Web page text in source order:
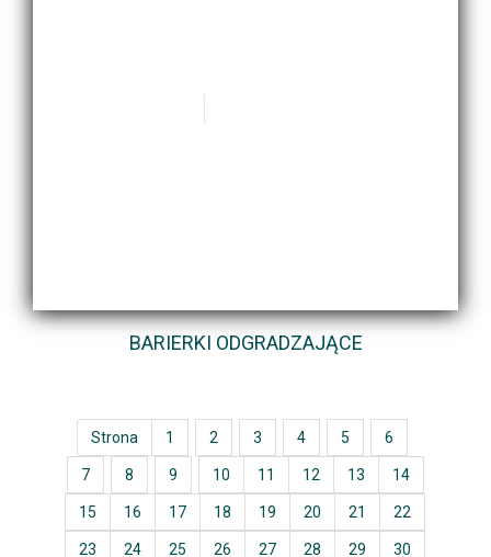
BARIERKI ODGRADZAJĄCE
Strona 1 2 3 4 5 6
7 8 9 10 11 12 13 14
15 16 17 18 19 20 21 22
23 24 25 26 27 28 29 30